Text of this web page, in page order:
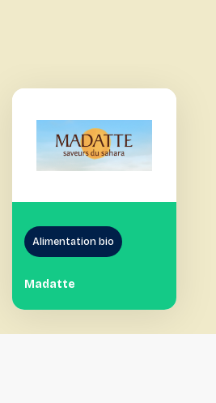
Alimentation bio
Madatte